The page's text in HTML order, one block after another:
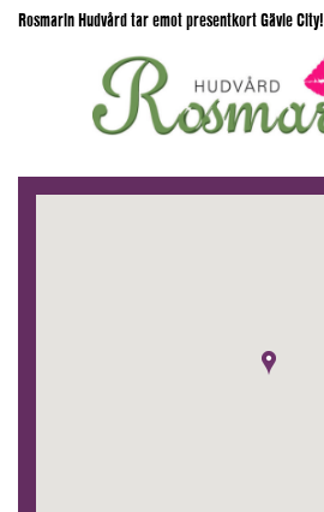
Rosmarin Hudvård tar emot presentkort Gävle City!